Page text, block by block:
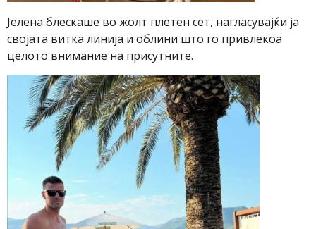
Јелена блескаше во жолт плетен сет, нагласувајќи ја
својата витка линија и облини што го привлекоа
целото внимание на присутните.